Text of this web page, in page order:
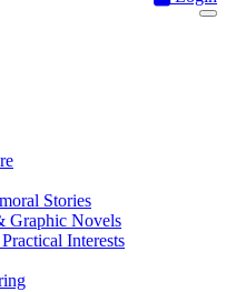
Stories
Graphic Novels
Interests